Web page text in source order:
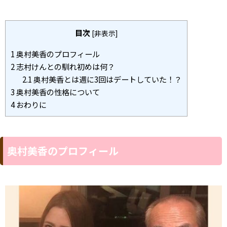
目次 [非表示]
1奥村美香のプロフィール
2志村けんとの馴れ初めは何？
2.1奥村美香とは週に3回はデートしていた！？
3奥村美香の性格について
4おわりに
奥村美香のプロフィール